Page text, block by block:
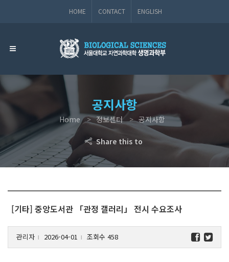
HOME CONTACT ENGLISH
공지사항
Home 정보센터 공지사항
Share this to
[기타] 중앙도서관 「관정 갤러리」 전시 수요조사
관리자 l 2026-04-01 l 조회수 458